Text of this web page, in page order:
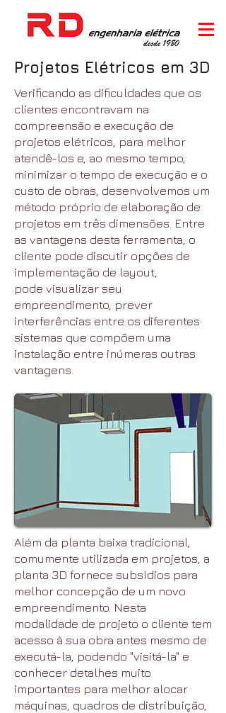
Projetos Elétricos em 3D
Verificando as dificuldades que os
clientes encontravam na
compreensão e execução de
projetos elétricos, para melhor
atendê-los e, ao mesmo tempo,
minimizar o tempo de execução e o
custo de obras, desenvolvemos um
método próprio de elaboração de
projetos em três dimensões. Entre
as vantagens desta ferramenta, o
cliente pode discutir opções de
implementação de layout,
pode visualizar seu
empreendimento, prever
interferências entre os diferentes
sistemas que compõem uma
instalação entre inúmeras outras
vantagens.
Além da planta baixa tradicional,
comumente utilizada em projetos, a
planta 3D fornece subsídios para
melhor concepção de um novo
empreendimento. Nesta
modalidade de projeto o cliente tem
acesso à sua obra antes mesmo de
executá-la, podendo "visitá-la" e
conhecer detalhes muito
importantes para melhor alocar
máquinas, quadros de distribuição,